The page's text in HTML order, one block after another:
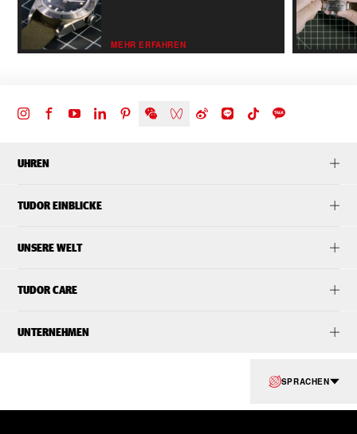
MEHR ERFAHREN
UHREN
TUDOR EINBLICKE
UNSERE WELT
TUDOR CARE
UNTERNEHMEN
SPRACHEN